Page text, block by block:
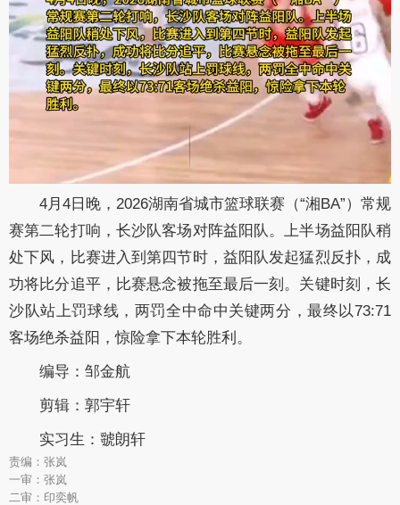
4月4日晚，2026湖南省城市篮球联赛（“湘BA”）常规
赛第二轮打响，长沙队客场对阵益阳队。上半场益阳队稍
处下风，比赛进入到第四节时，益阳队发起猛烈反扑，成
功将比分追平，比赛悬念被拖至最后一刻。关键时刻，长
沙队站上罚球线，两罚全中命中关键两分，最终以73:71
客场绝杀益阳，惊险拿下本轮胜利。
编导：邹金航
剪辑：郭宇轩
实习生：虢朗轩
责编：张岚
一审：张岚
二审：印奕帆